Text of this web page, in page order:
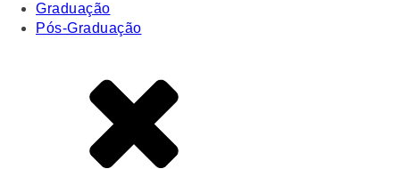
Graduação
Pós-Graduação